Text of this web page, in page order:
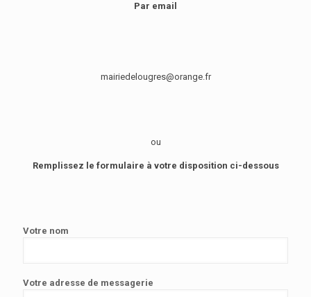
Par email
mairiedelougres@orange.fr
ou
Remplissez le formulaire à votre disposition ci-dessous
Votre nom
Votre adresse de messagerie